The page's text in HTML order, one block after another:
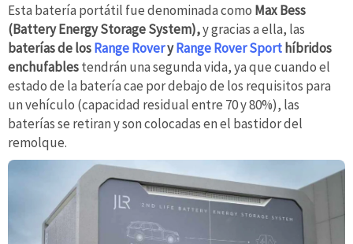
Esta batería portátil fue denominada como Max Bess
(Battery Energy Storage System),y gracias a ella, las
baterías de losRange RoveryRange Rover Sport híbridos
enchufablestendrán una segunda vida, ya que cuando el
estado de la batería cae por debajo de los requisitos para
un vehículo (capacidad residual entre 70 y 80%), las
baterías se retiran y son colocadas en el bastidor del
remolque.